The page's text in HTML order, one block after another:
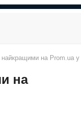
на Prom.ua у
на